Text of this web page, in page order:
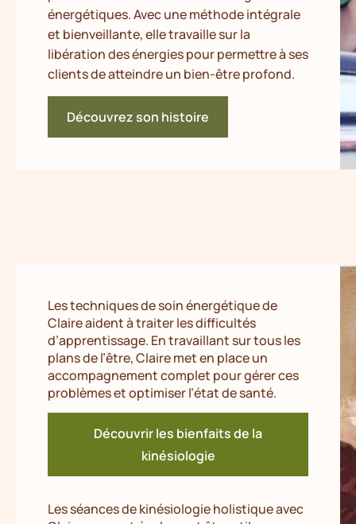
énergétiques. Avec une méthode intégrale
et bienveillante, elle travaille sur la
libération des énergies pour permettre à ses
clients de atteindre un bien-être profond.
Découvrez son histoire
Les techniques de soin énergétique de
Claire aident à traiter les difficultés
d’apprentissage. En travaillant sur tous les
plans de l’être, Claire met en place un
accompagnement complet pour gérer ces
problèmes et optimiser l’état de santé.
Découvrir les bienfaits de la
kinésiologie
Les séances de kinésiologie holistique avec